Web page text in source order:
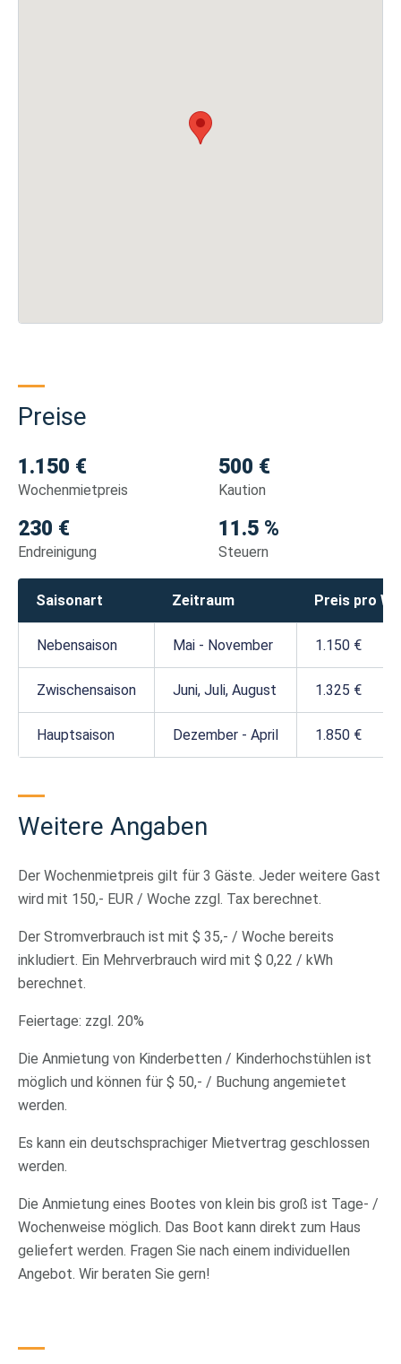
Preise
1.150 €
Wochenmietpreis
500 €
Kaution
230 €
Endreinigung
11.5 %
Steuern
Saisonart Zeitraum Preis pro
Nebensaison Mai - November 1.150 €
Zwischensaison Juni, Juli, August 1.325 €
Hauptsaison Dezember - April 1.850 €
Weitere Angaben
Der Wochenmietpreis gilt für 3 Gäste. Jeder weitere Gast
wird mit 150,- EUR / Woche zzgl. Tax berechnet.
Der Stromverbrauch ist mit $ 35,- / Woche bereits
inkludiert. Ein Mehrverbrauch wird mit $ 0,22 / kWh
berechnet.
Feiertage: zzgl. 20%
Die Anmietung von Kinderbetten / Kinderhochstühlen ist
möglich und können für $ 50,- / Buchung angemietet
werden.
Es kann ein deutschsprachiger Mietvertrag geschlossen
werden.
Die Anmietung eines Bootes von klein bis groß ist Tage- /
Wochenweise möglich. Das Boot kann direkt zum Haus
geliefert werden. Fragen Sie nach einem individuellen
Angebot. Wir beraten Sie gern!